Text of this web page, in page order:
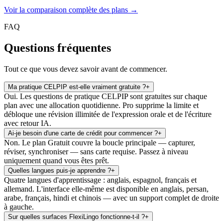
Voir la comparaison complète des plans →
FAQ
Questions fréquentes
Tout ce que vous devez savoir avant de commencer.
Ma pratique CELPIP est-elle vraiment gratuite ?+
Oui. Les questions de pratique CELPIP sont gratuites sur chaque
plan avec une allocation quotidienne. Pro supprime la limite et
débloque une révision illimitée de l'expression orale et de l'écriture
avec retour IA.
Ai-je besoin d'une carte de crédit pour commencer ?+
Non. Le plan Gratuit couvre la boucle principale — capturer,
réviser, synchroniser — sans carte requise. Passez à niveau
uniquement quand vous êtes prêt.
Quelles langues puis-je apprendre ?+
Quatre langues d'apprentissage : anglais, espagnol, français et
allemand. L'interface elle-même est disponible en anglais, persan,
arabe, français, hindi et chinois — avec un support complet de droite
à gauche.
Sur quelles surfaces FlexiLingo fonctionne-t-il ?+